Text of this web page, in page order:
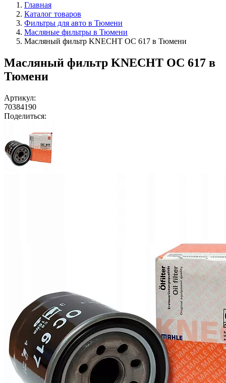
Главная
Каталог товаров
Фильтры для авто в Тюмени
Масляные фильтры в Тюмени
Масляный фильтр KNECHT OC 617 в Тюмени
Масляный фильтр KNECHT OC 617 в
Тюмени
Артикул:
70384190
Поделиться: